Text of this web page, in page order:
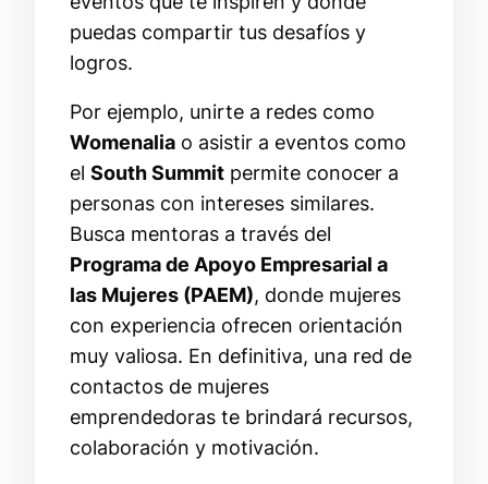
puedas compartir tus desafíos y
logros.
Por ejemplo, unirte a redes como
Womenalia o asistir a eventos como
el South Summit permite conocer a
personas con intereses similares.
Busca mentoras a través del
Programa de Apoyo Empresarial a
las Mujeres (PAEM), donde mujeres
con experiencia ofrecen orientación
muy valiosa. En definitiva, una red de
contactos de mujeres
emprendedoras te brindará recursos,
colaboración y motivación.